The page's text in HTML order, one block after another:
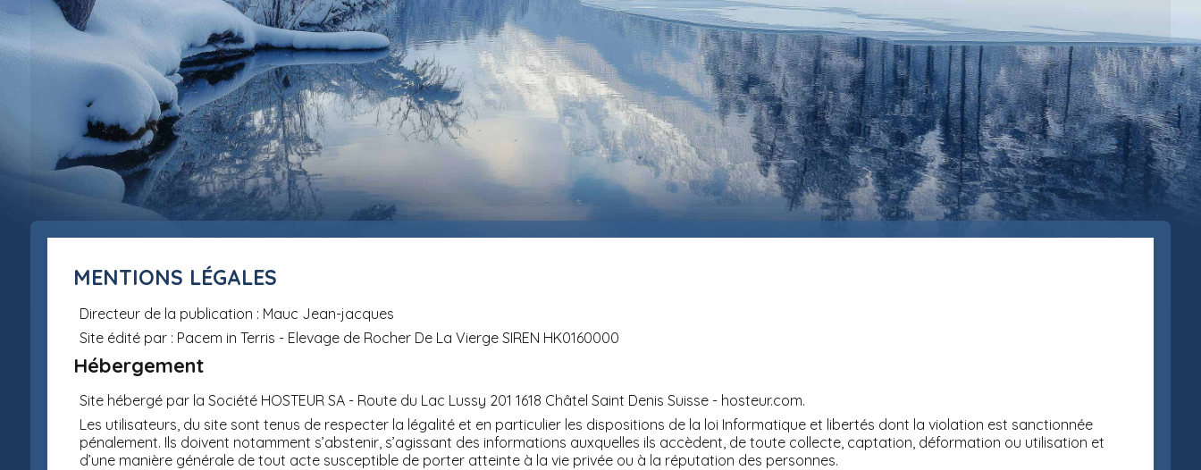
MENTIONS LÉGALES
Directeur de la publication : Mauc Jean-jacques
Site édité par : Pacem in Terris - Elevage de Rocher De La Vierge SIREN HK0160000
Hébergement
Site hébergé par la Société HOSTEUR SA - Route du Lac Lussy 201 1618 Châtel Saint Denis Suisse - hosteur.com.
Les utilisateurs, du site sont tenus de respecter la légalité et en particulier les dispositions de la loi Informatique et libertés dont la violation est sanctionnée
pénalement. Ils doivent notamment s’abstenir, s’agissant des informations auxquelles ils accèdent, de toute collecte, captation, déformation ou utilisation et
d’une manière générale de tout acte susceptible de porter atteinte à la vie privée ou à la réputation des personnes.